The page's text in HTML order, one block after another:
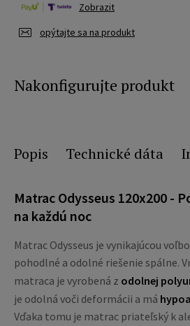
opýtajte sa na produkt
Zobrazit
Nakonfigurujte produkt
Popis Technické dáta
Matrac Odysseus 120x200 -
na každú noc
Matrac Odysseus je vynikajúcou
pohodlné a odolné riešenie spálne.
matraca je vyrobená z odolnej
je odolná voči deformácii a má
Vďaka tomu je matrac priateľský k